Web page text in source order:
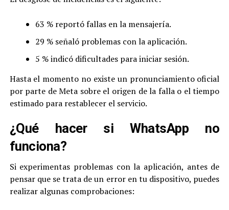
63 % reportó fallas en la mensajería.
29 % señaló problemas con la aplicación.
5 % indicó dificultades para iniciar sesión.
Hasta el momento no existe un pronunciamiento oficial
por parte de Meta sobre el origen de la falla o el tiempo
estimado para restablecer el servicio.
¿Qué hacer si WhatsApp no
funciona?
Si experimentas problemas con la aplicación, antes de
pensar que se trata de un error en tu dispositivo, puedes
realizar algunas comprobaciones: